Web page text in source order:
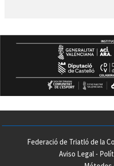
Federació de Triatló de la
Aviso Legal-